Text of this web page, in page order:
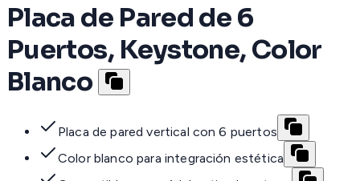
Placa de Pared de 6
Puertos, Keystone, Color
Blanco
Placa de pared vertical con 6 puertos
Color blanco para integración estética